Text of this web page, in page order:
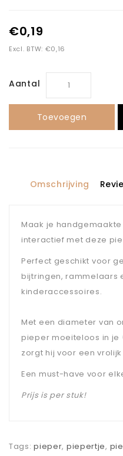
€0,19
Excl. BTW: €0,16
Aantal
Toevoegen
Omschrijving
Maak je
interactief met deze
Perfect geschikt voor
bijtringen, rammelaars
kinderaccessoires.
Met een diameter van
pieper moeiteloos in
zorgt hij voor een
Een must-have voor
Prijs is per stuk!
Tags:pieper, piepertje,